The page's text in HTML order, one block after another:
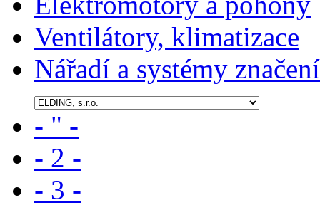
Ventilátory, klimatizace
Nářadí a systémy značení
- " -
- 2 -
- 3 -